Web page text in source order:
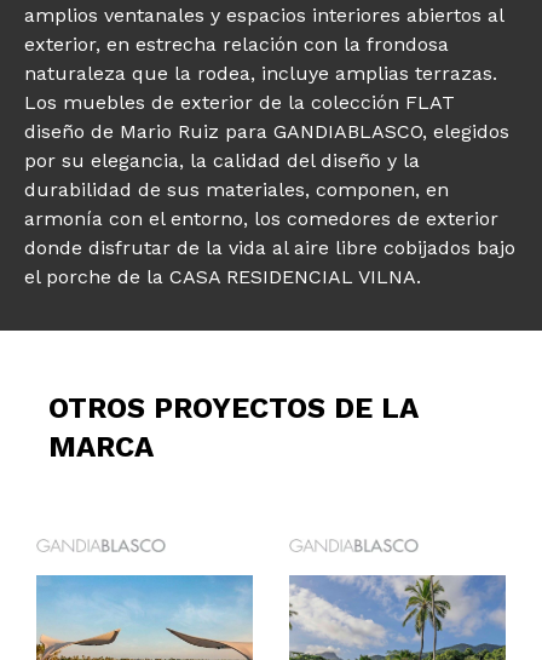
amplios ventanales y espacios interiores abiertos al
exterior, en estrecha relación con la frondosa
naturaleza que la rodea, incluye amplias terrazas.
Los muebles de exterior de la colección FLAT
diseño de Mario Ruiz para GANDIABLASCO, elegidos
por su elegancia, la calidad del diseño y la
durabilidad de sus materiales, componen, en
armonía con el entorno, los comedores de exterior
donde disfrutar de la vida al aire libre cobijados bajo
el porche de la CASA RESIDENCIAL VILNA.
OTROS PROYECTOS DE LA
MARCA